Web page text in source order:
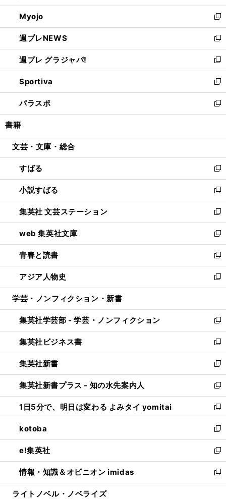
開
く
ウ
で
開
く
ン
ド
ウ
で
開
く
ウ
ィ
ン
ド
ウ
で
開
く
Myojo
新
し
い
ウ
ィ
ン
ド
ウ
で
開
週プレNEWS
新
し
い
ウ
ィ
ン
ド
ウ
開
週プレ グラジャパ!
新
し
い
ウ
ィ
ン
ウ
開
く
Sportiva
新
し
い
ウ
ン
ウ
で
開
く
パラスポ
新
し
ウ
ン
ド
ウ
で
開
く
書籍
文芸・文庫・総合
すばる
新
し
い
ウ
ィ
ン
ド
ウ
で
開
く
小説すばる
新
し
い
ウ
ィ
ン
ド
ウ
で
開
集英社 文芸ステーション
新
し
い
ウ
ィ
ン
ド
ウ
開
く
web 集英社文庫
新
し
い
ウ
ィ
ン
ウ
で
開
く
青春と読書
新
し
い
ウ
ン
ド
ウ
で
開
く
アジア人物史
新
し
ウ
ィ
ン
ド
ウ
で
開
く
学芸・ノンフィクション・新書
集英社学芸部 - 学芸・ノンフィクション
新
し
い
ウ
ィ
ン
ド
ウ
で
開
く
集英社ビジネス書
新
し
い
ウ
ィ
ン
ド
ウ
で
開
く
集英社新書
新
し
い
ウ
ィ
ン
ド
ウ
で
開
く
集英社新書プラス - 知の水先案内人
新
し
い
ウ
ィ
ン
ド
ウ
で
開
1日5分で、明日は変わる よみタイ yomitai
新
し
い
ウ
ィ
ン
ド
ウ
kotoba
新
し
い
ウ
ィ
ン
e!集英社
新
し
い
ウ
情報・知識＆オピニオン imidas
新
し
ライトノベル・ノベライズ